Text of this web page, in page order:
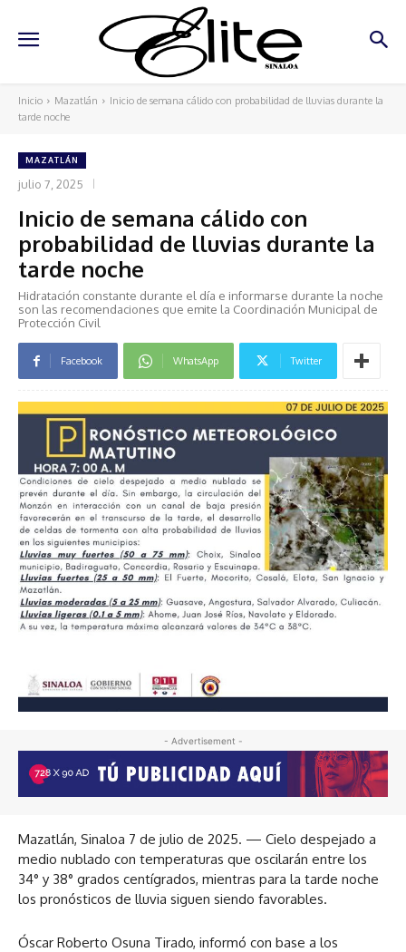
Inicio Mazatlán
Inicio de semana cálido con probabilidad de lluvias durante la
tarde noche
MAZATLÁN
julio 7, 2025
Inicio de semana cálido con
probabilidad de lluvias durante la
tarde noche
Hidratación constante durante el día e informarse durante la noche
son las recomendaciones que emite la Coordinación Municipal de
Protección Civil
Facebook WhatsApp Twitter
- Advertisement -
Mazatlán, Sinaloa 7 de julio de 2025. — Cielo despejado a
medio nublado con temperaturas que oscilarán entre los
34° y 38° grados centígrados, mientras para la tarde noche
los pronósticos de lluvia siguen siendo favorables.
Óscar Roberto Osuna Tirado, informó con base a los